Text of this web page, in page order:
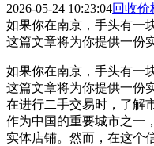
2026-05-24 10:23:04回收价
如果你在南京，手头有一
这篇文章将为你提供一份
如果你在南京，手头有一
这篇文章将为你提供一份
在进行二手交易时，了解
作为中国的重要城市之一
实体店铺。然而，在这个